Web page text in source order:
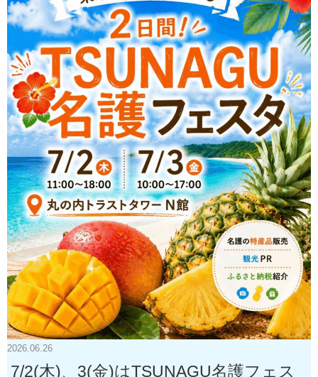
2026.06.26
7/2(木)、3(金)はTSUNAGU名護フェス